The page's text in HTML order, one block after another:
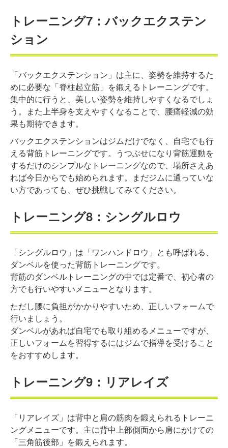
トレーニング7：バックエクステン
ション
「バックエクステンション」は主に、姿勢を維持するた
めに必要な「脊柱起立筋」を鍛えるトレーニングです。
集中的に行うと、美しい姿勢を維持しやすくなるでしょ
う。また上半身を支えやすくなることで、腰痛軽減の効
果も期待できます。
バックエクステンションはジムだけでなく、自宅でも行
える背筋トレーニングです。うつぶせになり背筋運動を
するだけのシンプルなトレーニングなので、場所さえあ
れば今日からでも始められます。まだジムに通っていな
い方であっても、ぜひ挑戦してみてください。
トレーニング8：シングルロウ
「シングルロウ」は「ワンハンドロウ」とも呼ばれる、
ダンベルを使った背筋トレーニングです。
背筋のダンベルトレーニングの中では定番で、初心者の
方でも行いやすいメニューとなります。
ただし腰に負担がかかりやすいため、正しいフォームで
行いましょう。
ダンベルがあれば自宅でも取り組めるメニューですが、
正しいフォームを習得するにはジムで指導を受けること
をおすすめします。
トレーニング9：リアレイズ
「リアレイズ」は背中と肩の筋肉を鍛えられるトレーニ
ングメニューです。主に背中上部側面から肩にかけての
「三角筋後部」を鍛えられます。